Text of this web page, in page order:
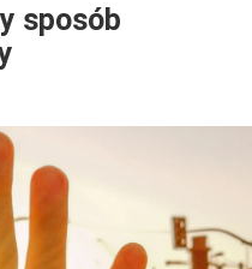
sposób